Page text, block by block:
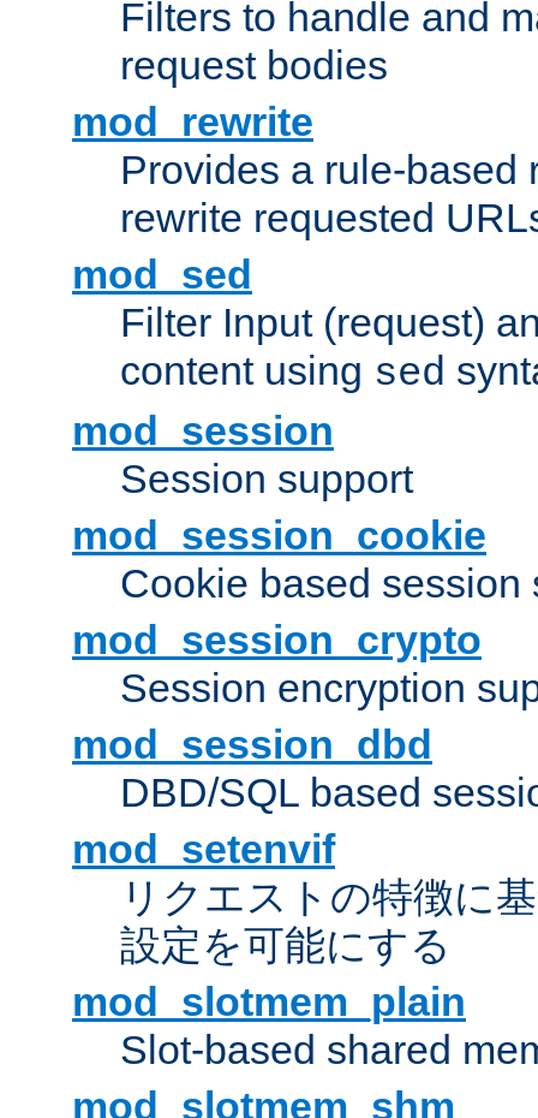
Filters to handle and
request bodies
mod_rewrite
Provides a rule-based
rewrite requested
mod_sed
Filter Input (request)
content using sed
mod_session
Session support
mod_session_cookie
Cookie based session
mod_session_crypto
Session encryption
mod_session_dbd
DBD/SQL based
mod_setenvif
リクエストの特徴に
設定を可能にする
mod_slotmem_plain
Slot-based shared
mod_slotmem_shm